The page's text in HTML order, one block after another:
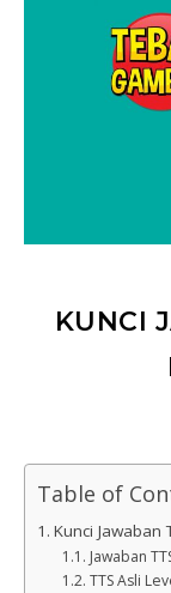
KUNCI
Table of
Kunci Jawaban
Jawaban
TTS Asli